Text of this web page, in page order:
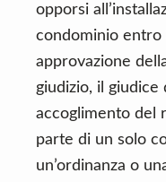
opporsi
condominio entro
approvazione
giudizio, il giudice
accoglimento del
parte di un solo
un’ordinanza o